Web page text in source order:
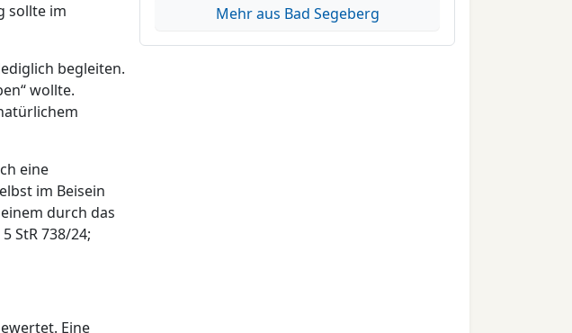
sollte im
begleiten.
wollte.
eine
im Beisein
durch das
StR 738/24;
Eine
Mehr aus Bad Segeberg